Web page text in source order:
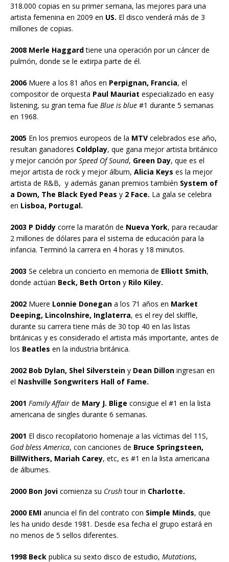
318.000 copias en su primer semana, las mejores para una
artista femenina en 2009 en US. El disco venderá más de 3
millones de copias.
2008 Merle Haggardtiene una operación por un cáncer de
pulmón, donde se le extirpa parte de él.
2006Muere a los 81 años en Perpignan, Francia, el
compositor de orquesta Paul Mauriat especializado en easy
listening, su gran tema fue Blue is blue #1 durante 5 semanas
en 1968.
2005 En los premios europeos de la MTV celebrados ese año,
resultan ganadores Coldplay, que gana mejor artista británico
y mejor canción porSpeed Of Sound, Green Day, que es el
mejor artista de rock y mejor álbum, Alicia Keys es la mejor
artista de R&B, y además ganan premios también System of
a Down, The Black Eyed Peas y 2 Face. La gala se celebra
en Lisboa, Portugal.
2003 P Diddy corre la maratón de Nueva York, para recaudar
2 millones de dólares para el sistema de educación para la
infancia. Terminó la carrera en 4 horas y 18 minutos.
2003 Se celebra un concierto en memoria de Elliott Smith,
donde actúan Beck, Beth Orton y Rilo Kiley.
2002 Muere Lonnie Donegan a los 71 años en Market
Deeping, Lincolnshire, Inglaterra, es el rey del skiffle,
durante su carrera tiene más de 30 top 40 en las listas
británicas y es considerado el artista más importante, antes de
los Beatles en la industria británica.
2002 Bob Dylan, Shel Silverstein y Dean Dillon ingresan en
el Nashville Songwriters Hall of Fame.
2001 Family Affair de Mary J. Blige consigue el #1 en la lista
americana de singles durante 6 semanas.
2001 El disco recopilatorio homenaje a las víctimas del 11S,
God bless America, con canciones de Bruce Springsteen,
BillWithers, Mariah Carey, etc, es #1 en la lista americana
de álbumes.
2000 Bon Jovi comienza su Crushtour in Charlotte.
2000 EMI anuncia el fin del contrato con Simple Minds, que
les ha unido desde 1981. Desde esa fecha el grupo estará en
no menos de 5 sellos diferentes.
1998 Beck publica su sexto disco de estudio, Mutations,